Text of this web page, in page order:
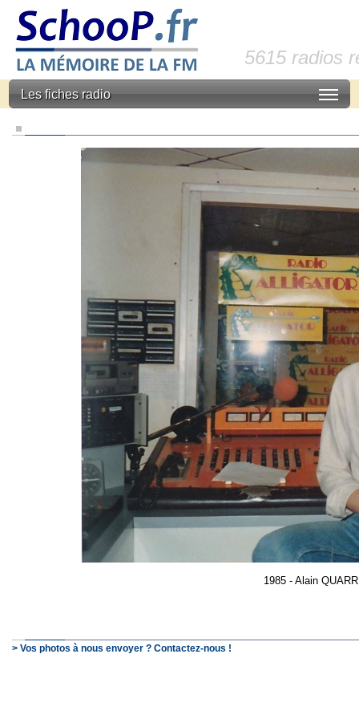
5615 radios
Les fiches radio
1985 - Alain
> Vos photos à nous envoyer ? Contactez-nous !